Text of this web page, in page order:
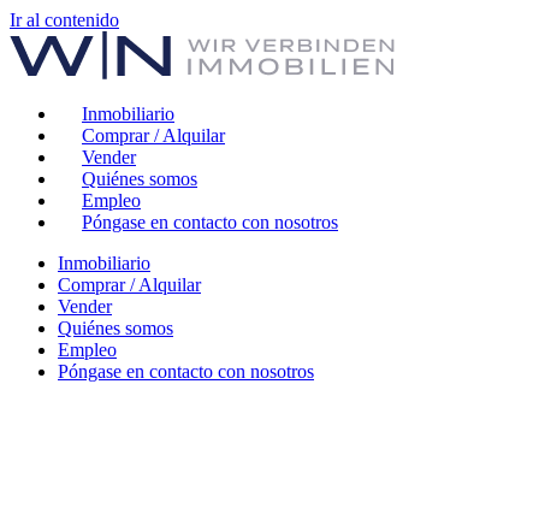
Ir al contenido
Inmobiliario
Comprar / Alquilar
Vender
Quiénes somos
Empleo
Póngase en contacto con nosotros
Inmobiliario
Comprar / Alquilar
Vender
Quiénes somos
Empleo
Póngase en contacto con nosotros